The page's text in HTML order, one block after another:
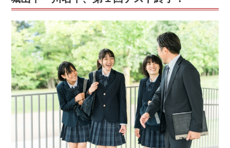
次
の
定
期
テ
ス
ト
が